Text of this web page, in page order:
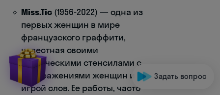
Miss.Tic(1956-2022) — одна из
первых женщин в мире
французского граффити,
известная своими
поэтическими стенсилами с
изображениями женщин и
игрой слов. Ее работы, часто
Задать вопрос